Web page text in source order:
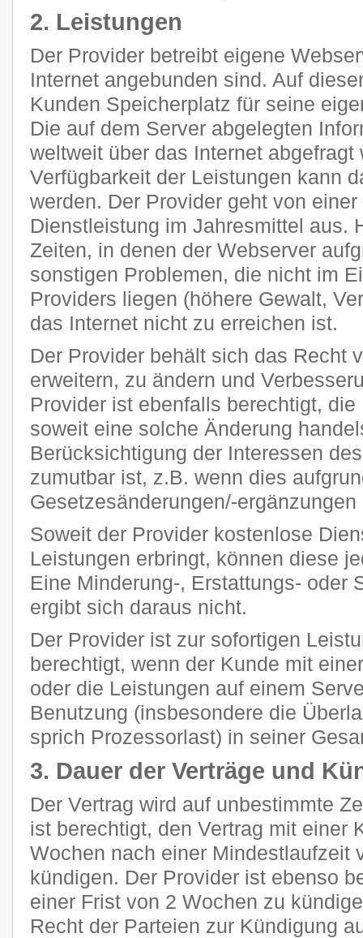
2. Leistungen
Der Provider betreibt eigene
Internet angebunden sind. Auf
Kunden Speicherplatz für seine
Die auf dem Server abgelegten
weltweit über das Internet
Verfügbarkeit der Leistungen kann
werden. Der Provider geht von
Dienstleistung im Jahresmittel aus.
Zeiten, in denen der Webserver
sonstigen Problemen, die nicht im
Providers liegen (höhere Gewalt,
das Internet nicht zu erreichen ist.
Der Provider behält sich das Recht
erweitern, zu ändern und
Provider ist ebenfalls berechtigt,
soweit eine solche Änderung
Berücksichtigung der Interessen
zumutbar ist, z.B. wenn dies
Gesetzesänderungen/-
Soweit der Provider kostenlose
Leistungen erbringt, können diese
Eine Minderung-, Erstattungs- oder
ergibt sich daraus nicht.
Der Provider ist zur sofortigen
berechtigt, wenn der Kunde mit
oder die Leistungen auf einem
Benutzung (insbesondere die
sprich Prozessorlast) in seiner
3. Dauer der Verträge und
Der Vertrag wird auf unbestimmte
ist berechtigt, den Vertrag mit einer
Wochen nach einer Mindestlaufzeit
kündigen. Der Provider ist ebenso
einer Frist von 2 Wochen zu
Recht der Parteien zur Kündigung